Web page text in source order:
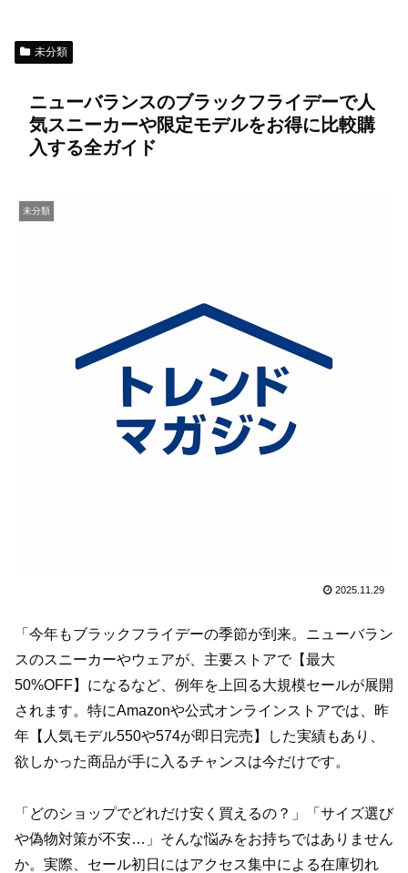
未分類
ニューバランスのブラックフライデーで人
気スニーカーや限定モデルをお得に比較購
入する全ガイド
未分類
2025.11.29
「今年もブラックフライデーの季節が到来。ニューバラン
スのスニーカーやウェアが、主要ストアで【最大
50%OFF】になるなど、例年を上回る大規模セールが展開
されます。特にAmazonや公式オンラインストアでは、昨
年【人気モデル550や574が即日完売】した実績もあり、
欲しかった商品が手に入るチャンスは今だけです。
「どのショップでどれだけ安く買えるの？」「サイズ選び
や偽物対策が不安…」そんな悩みをお持ちではありません
か。実際、セール初日にはアクセス集中による在庫切れ